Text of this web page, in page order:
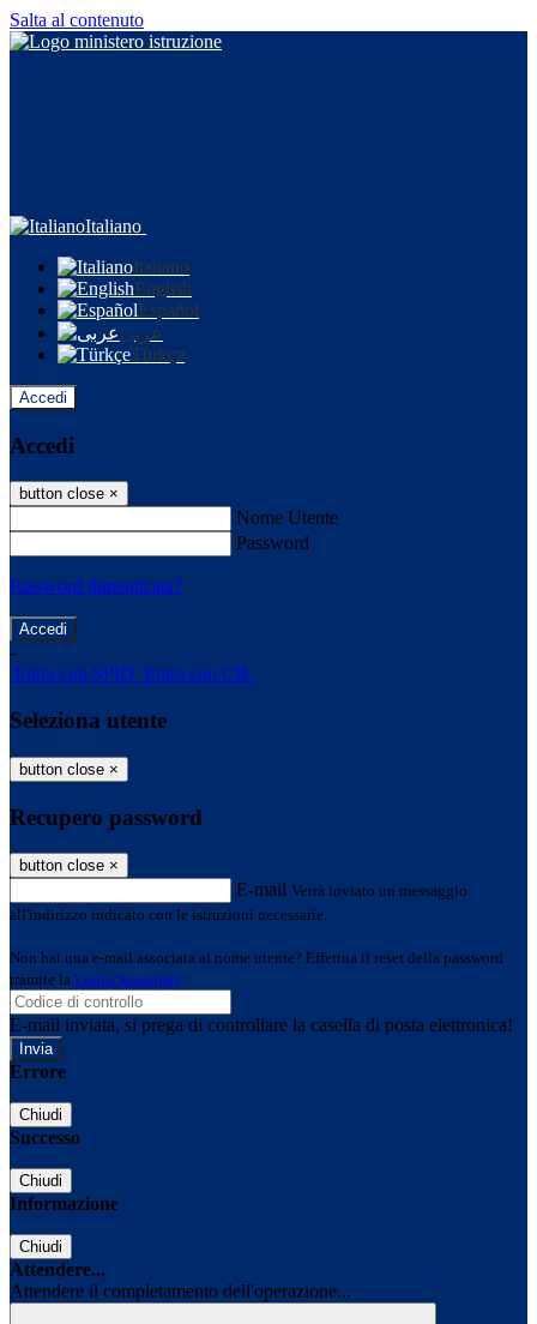
Salta al contenuto
Italiano
Italiano
English
Español
عربى
Türkçe
Accedi
Accedi
button close ×
Nome Utente
Password
Password dimenticata?
-
Entra con SPID Entra con CIE
Seleziona utente
button close ×
Recupero password
button close ×
E-mail Verrà inviato un messaggio
all'indirizzo indicato con le istruzioni necessarie.
Non hai una e-mail associata al nome utente? Effettua il reset della password
tramite la Login Spaggiari
E-mail inviata, si prega di controllare la casella di posta elettronica!
Errore
Chiudi
Successo
Chiudi
Informazione
Chiudi
Attendere...
Attendere il completamento dell'operazione...